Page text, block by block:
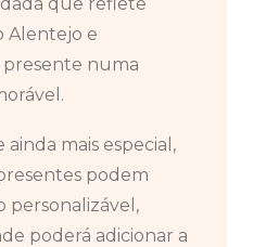
Alentejo e
numa
mais especial,
podem
personalizável,
poderá adicionar a